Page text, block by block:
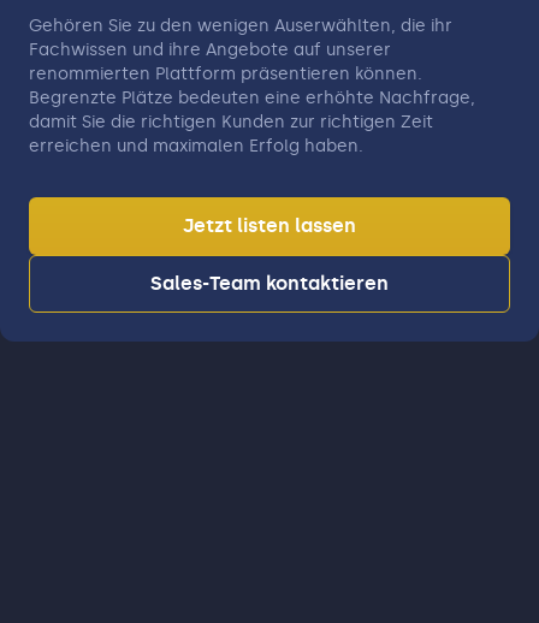
Gehören Sie zu den wenigen Auserwählten, die ihr
Fachwissen und ihre Angebote auf unserer
renommierten Plattform präsentieren können.
Begrenzte Plätze bedeuten eine erhöhte Nachfrage,
damit Sie die richtigen Kunden zur richtigen Zeit
erreichen und maximalen Erfolg haben.
Jetzt listen lassen
Sales-Team kontaktieren